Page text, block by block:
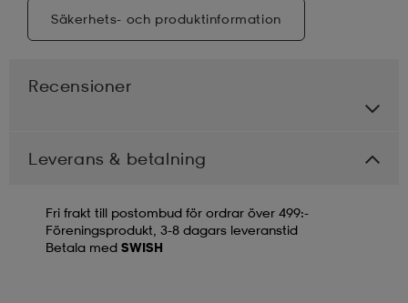
Säkerhets- och produktinformation
Recensioner
Leverans & betalning
Fri frakt till postombud för ordrar över 499:-
Föreningsprodukt, 3-8 dagars leveranstid
Betala med SWISH